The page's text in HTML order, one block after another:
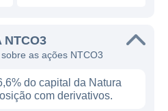
NTCO3
as ações NTCO3
do capital da Natura
com derivativos.